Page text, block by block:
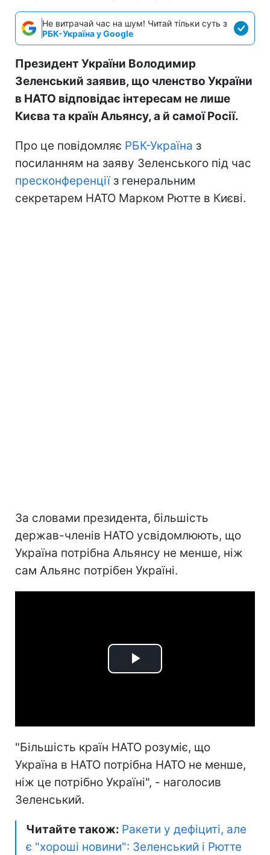
Не витрачай час на шум! Читай тільки суть з
РБК-Україна у Google
Президент України Володимир
Зеленський заявив, що членство України
в НАТО відповідає інтересам не лише
Києва та країн Альянсу, а й самої Росії.
Про це повідомляє РБК-Україна з
посиланням на заяву Зеленського під час
пресконференції з генеральним
секретарем НАТО Марком Рютте в Києві.
За словами президента, більшість
держав-членів НАТО усвідомлюють, що
Україна потрібна Альянсу не менше, ніж
сам Альянс потрібен Україні.
Play
"Більшість країн НАТО розуміє, що
Україна в НАТО потрібна НАТО не менше,
ніж це потрібно Україні", - наголосив
Зеленський.
Читайте також: Ракети у дефіциті, але
є "хороші новини": Зеленський і Рютте